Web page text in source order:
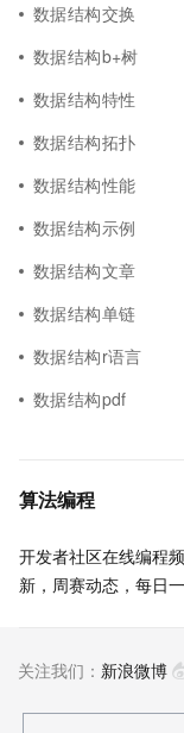
数据结构交换
数据结构b+树
数据结构特性
数据结构拓扑
数据结构性能
数据结构示例
数据结构文章
数据结构单链
数据结构r语言
数据结构pdf
算法编程
开发者社区在线编程
新，周赛动态，每日一
关注我们： 新浪微博